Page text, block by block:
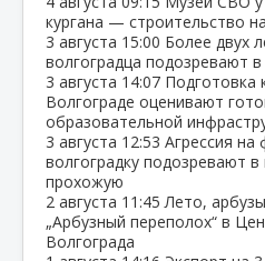
кургана — строительство
3 августа 15:00 Более двух
волгоградца подозревают
3 августа 14:07 Подготовка
Волгограде оценивают
образовательной
3 августа 12:53 Агрессия на
волгоградку подозревают
прохожую
2 августа 11:45 Лето,
„Арбузный переполох“ в
Волгограда